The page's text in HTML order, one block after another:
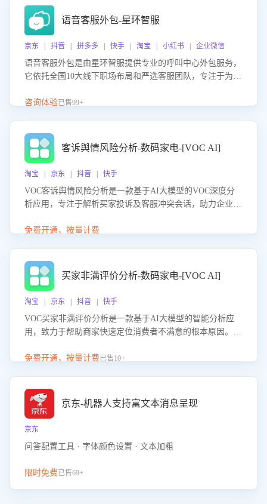
语音客服外包-星环智服
京东 | 抖音 | 拼多多 | 快手 | 淘宝 | 小红书 | 企业微信
语音客服外包是由星环智服提供专业的呼叫中心外包服务，
它依托全国10大线下职场布局和严选客服团队，专注于为企
客服团队和智能工具提升语音客服服务效率和质量，帮助企
咨询体验已售99+
客诉舆情风险分析-数码家电-[VOC AI]
淘宝 | 京东 | 抖音 | 快手
VOC客诉舆情风险分析是一款基于AI大模型的VOC深度分
析应用，专注于解析买家投诉及客服冲突会话，助力企业精
别客户情绪、归因争议根源，并客观评估客服应对合理性与
能力，阻断差评扩散，维护品牌声誉，实现客户满意度的持
续提升。
免费开通，按量计费
买家非满评价分析-数码家电-[VOC AI]
淘宝 | 京东 | 抖音 | 快手
VOC买家非满评价分析是一款基于AI大模型的智能分析应
用，致力于帮助商家快速定位消费者不满意的根本原因。该
客服原因或其它部门原因，明确责任归属，提供可落地的改
改，有效提升客户满意度和店铺整体服务质量。
免费开通，按量计费已售10+
京东-机器人支持富文本消息呈现
京东
问答配置工具 · 字体颜色设置 · 文本加粗
限时免费已售69+